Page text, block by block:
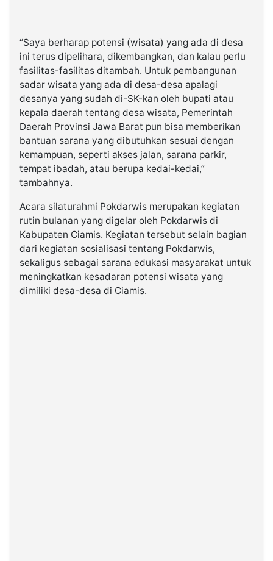
“Saya berharap potensi (wisata) yang ada di desa
ini terus dipelihara, dikembangkan, dan kalau perlu
fasilitas-fasilitas ditambah. Untuk pembangunan
sadar wisata yang ada di desa-desa apalagi
desanya yang sudah di-SK-kan oleh bupati atau
kepala daerah tentang desa wisata, Pemerintah
Daerah Provinsi Jawa Barat pun bisa memberikan
bantuan sarana yang dibutuhkan sesuai dengan
kemampuan, seperti akses jalan, sarana parkir,
tempat ibadah, atau berupa kedai-kedai,”
tambahnya.
Acara silaturahmi Pokdarwis merupakan kegiatan
rutin bulanan yang digelar oleh Pokdarwis di
Kabupaten Ciamis. Kegiatan tersebut selain bagian
dari kegiatan sosialisasi tentang Pokdarwis,
sekaligus sebagai sarana edukasi masyarakat untuk
meningkatkan kesadaran potensi wisata yang
dimiliki desa-desa di Ciamis.